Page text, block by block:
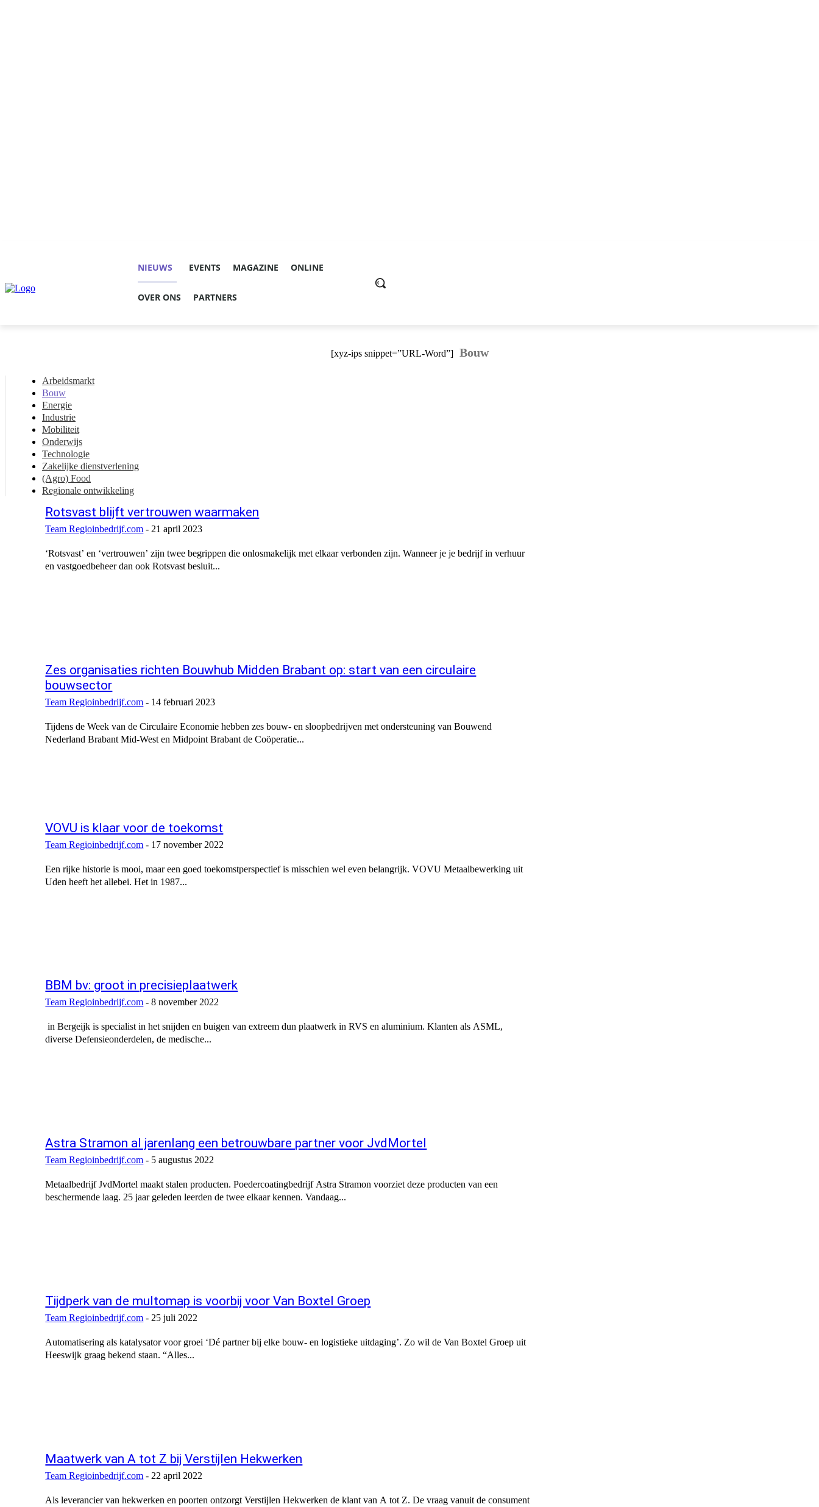
NIEUWS EVENTS MAGAZINE ONLINE
OVER ONS PARTNERS
[xyz-ips snippet=”URL-Word”] Bouw
Arbeidsmarkt
Bouw
Energie
Industrie
Mobiliteit
Onderwijs
Technologie
Zakelijke dienstverlening
(Agro) Food
Regionale ontwikkeling
Rotsvast blijft vertrouwen waarmaken
Team Regioinbedrijf.com - 21 april 2023
‘Rotsvast’ en ‘vertrouwen’ zijn twee begrippen die onlosmakelijk met elkaar verbonden zijn. Wanneer je je bedrijf in verhuur
en vastgoedbeheer dan ook Rotsvast besluit...
Zes organisaties richten Bouwhub Midden Brabant op: start van een circulaire
bouwsector
Team Regioinbedrijf.com - 14 februari 2023
Tijdens de Week van de Circulaire Economie hebben zes bouw- en sloopbedrijven met ondersteuning van Bouwend
Nederland Brabant Mid-West en Midpoint Brabant de Coöperatie...
VOVU is klaar voor de toekomst
Team Regioinbedrijf.com - 17 november 2022
Een rijke historie is mooi, maar een goed toekomstperspectief is misschien wel even belangrijk. VOVU Metaalbewerking uit
Uden heeft het allebei. Het in 1987...
BBM bv: groot in precisieplaatwerk
Team Regioinbedrijf.com - 8 november 2022
in Bergeijk is specialist in het snijden en buigen van extreem dun plaatwerk in RVS en aluminium. Klanten als ASML,
diverse Defensieonderdelen, de medische...
Astra Stramon al jarenlang een betrouwbare partner voor JvdMortel
Team Regioinbedrijf.com - 5 augustus 2022
Metaalbedrijf JvdMortel maakt stalen producten. Poedercoatingbedrijf Astra Stramon voorziet deze producten van een
beschermende laag. 25 jaar geleden leerden de twee elkaar kennen. Vandaag...
Tijdperk van de multomap is voorbij voor Van Boxtel Groep
Team Regioinbedrijf.com - 25 juli 2022
Automatisering als katalysator voor groei ‘Dé partner bij elke bouw- en logistieke uitdaging’. Zo wil de Van Boxtel Groep uit
Heeswijk graag bekend staan. “Alles...
Maatwerk van A tot Z bij Verstijlen Hekwerken
Team Regioinbedrijf.com - 22 april 2022
Als leverancier van hekwerken en poorten ontzorgt Verstijlen Hekwerken de klant van A tot Z. De vraag vanuit de consument